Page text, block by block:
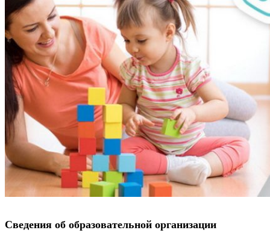
Сведения об образовательной организации